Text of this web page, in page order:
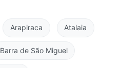
Arapiraca Atalaia
Barra de São Miguel